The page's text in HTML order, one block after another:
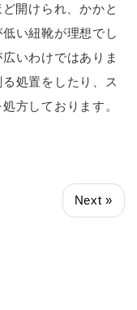
開けられ、かかと
い紐靴が理想でし
いわけではありま
処置をしたり、ス
方しております。
Next »